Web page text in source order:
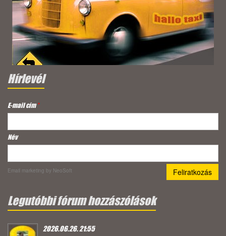
Hírlevél
E-mail cím*
Név
Email marketing by NeoSoft
Legutóbbi fórum hozzászólások
2026.06.26. 21:55